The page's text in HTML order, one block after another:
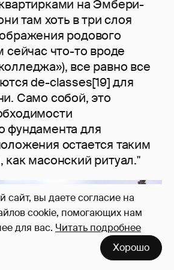
сайт, вы даете согласие на
cookie, помогающих нам
для вас. Читать подробнее
Хорошо
на Эмбери-
там хоть в три слоя
родового
сейчас что-то вроде
все равно все
de-classes[19] для
Само собой, это
фундамента для
остается таким
масонский ритуал."